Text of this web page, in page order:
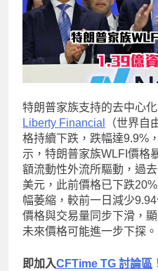
特朗普家族支持的去中心
Liberty Financial
（世界自
格持續下跌，跌幅達9.9%
示，特朗普家族WLFI價格
額流動性外流所驅動，過
美元，此前價格已下跌
幅萎縮，較前一日減少
價格與交易量同步下滑，
未來價格可能進一步下探。
即加入CFTime TG 討論區